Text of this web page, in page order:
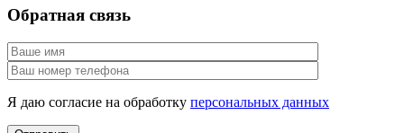
Обратная связь
Я даю согласие на обработку персональных данных